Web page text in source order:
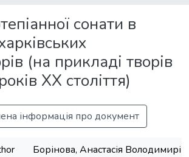
сонати в
(на прикладі творів
ХХ століття)
інформація про документ
Борінова, Анастасія